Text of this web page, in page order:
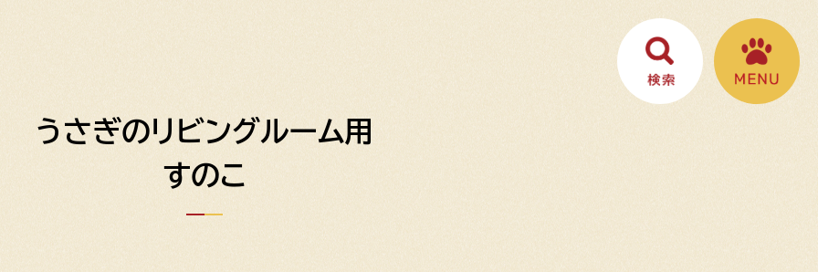
うさぎのリビングルーム用
すのこ